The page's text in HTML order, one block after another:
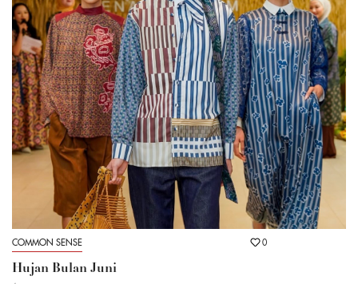
COMMON SENSE 0
Hujan Bulan Juni